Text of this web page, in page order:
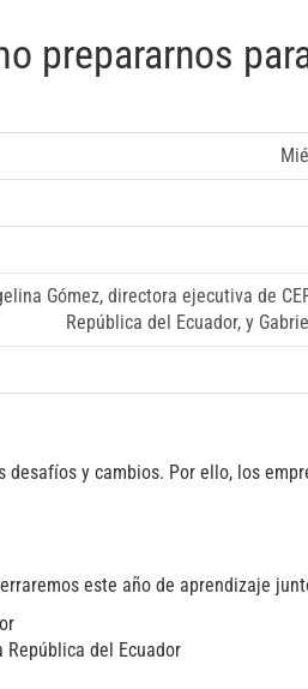
prepararnos
Gómez, directora ejecutiva de
República del Ecuador, y
y cambios. Por ello, los
este año de aprendizaje
del Ecuador